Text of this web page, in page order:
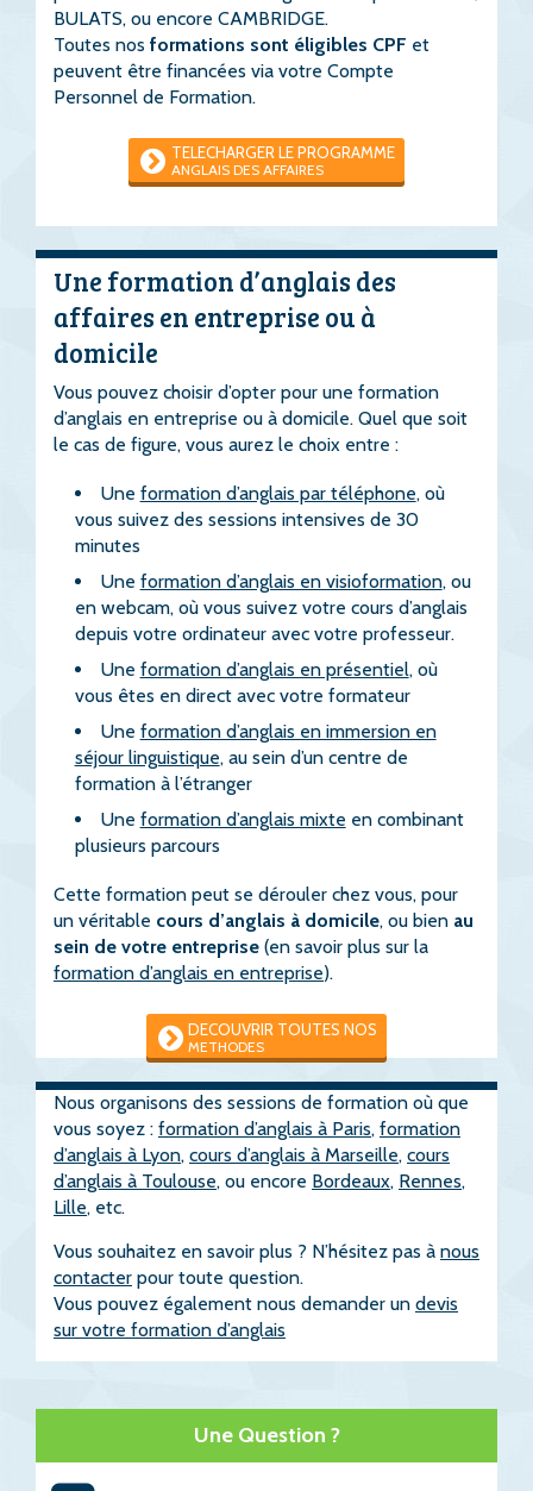
BULATS, ou encore CAMBRIDGE.
Toutes nos formations sont éligibles CPF et
peuvent être financées via votre Compte
Personnel de Formation.
TELECHARGER LE PROGRAMME
ANGLAIS DES AFFAIRES
Une formation d’anglais des
affaires en entreprise ou à
domicile
Vous pouvez choisir d’opter pour une formation
d’anglais en entreprise ou à domicile. Quel que soit
le cas de figure, vous aurez le choix entre :
Une formation d’anglais par téléphone, où
vous suivez des sessions intensives de 30
minutes
Une formation d’anglais en visioformation, ou
en webcam, où vous suivez votre cours d’anglais
depuis votre ordinateur avec votre professeur.
Une formation d’anglais en présentiel, où
vous êtes en direct avec votre formateur
Une formation d’anglais en immersion en
séjour linguistique, au sein d’un centre de
formation à l’étranger
Une formation d’anglais mixte en combinant
plusieurs parcours
Cette formation peut se dérouler chez vous, pour
un véritable cours d’anglais à domicile, ou bien au
sein de votre entreprise (en savoir plus sur la
formation d’anglais en entreprise).
DECOUVRIR TOUTES NOS
METHODES
Nous organisons des sessions de formation où que
vous soyez : formation d’anglais à Paris, formation
d’anglais à Lyon, cours d’anglais à Marseille, cours
d’anglais à Toulouse, ou encore Bordeaux, Rennes,
Lille, etc.
Vous souhaitez en savoir plus ? N’hésitez pas à nous
contacter pour toute question.
Vous pouvez également nous demander un devis
sur votre formation d’anglais
Une Question ?